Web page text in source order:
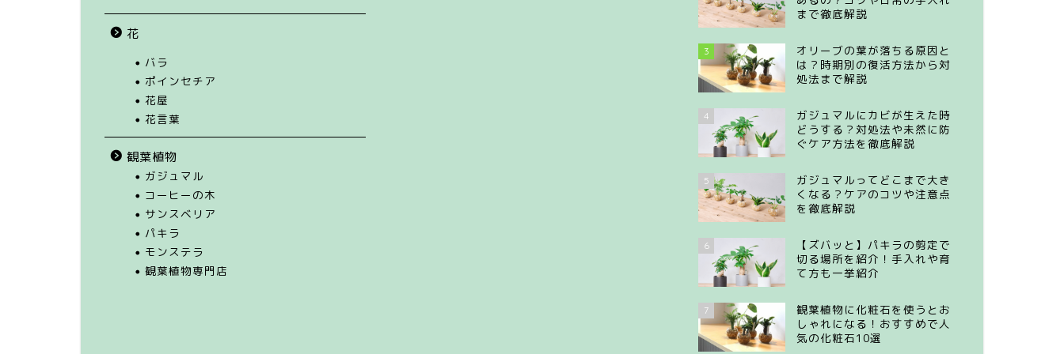
花
バラ
ポインセチア
花屋
花言葉
観葉植物
ガジュマル
コーヒーの木
サンスベリア
パキラ
モンステラ
観葉植物専門店
まで徹底解説
3
オリーブの葉が落ちる原因と
は？時期別の復活方法から対
処法まで解説
4
ガジュマルにカビが生えた時
どうする？対処法や未然に防
ぐケア方法を徹底解説
5
ガジュマルってどこまで大き
くなる？ケアのコツや注意点
を徹底解説
6
【ズバッと】パキラの剪定で
切る場所を紹介！手入れや育
て方も一挙紹介
7
観葉植物に化粧石を使うとお
しゃれになる！おすすめで人
気の化粧石10選